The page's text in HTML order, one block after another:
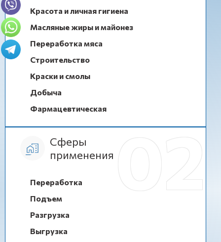
Красота и личная гигиена
Масляные жиры и майонез
Переработка мяса
Строительство
Краски и смолы
Добыча
Фармацевтическая
Сферы
применения
Переработка
Подъем
Разгрузка
Выгрузка